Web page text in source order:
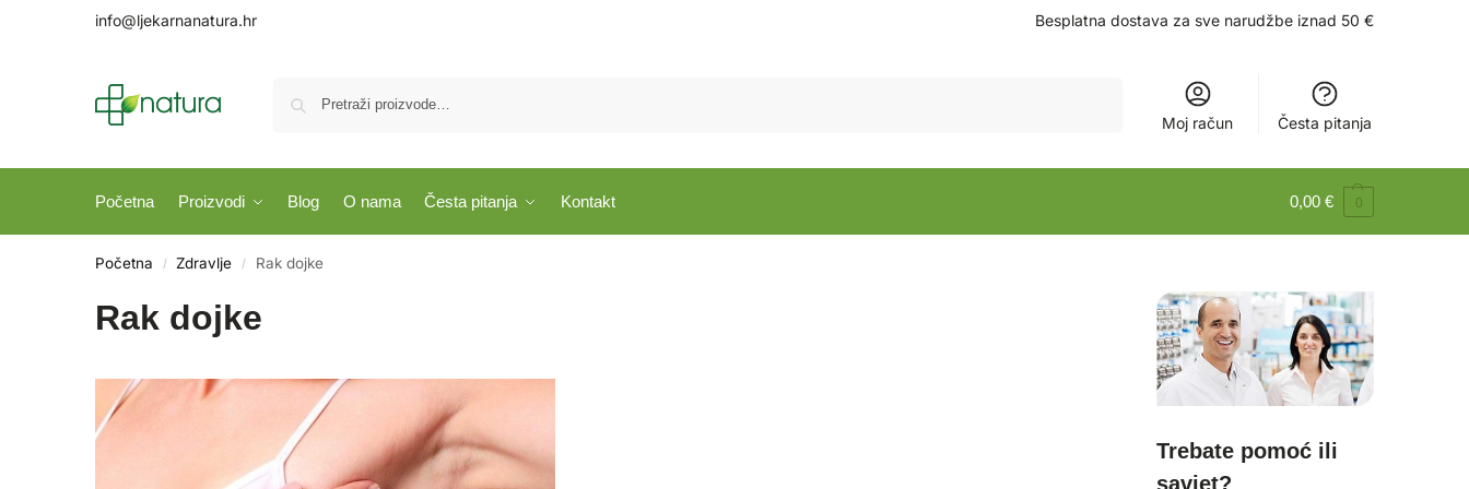
info@ljekarnanatura.hr Besplatna dostava za sve narudžbe iznad 50 €
Moj račun Česta pitanja
Početna Proizvodi Blog O nama Česta pitanja Kontakt 0,00 € 0
Početna / Zdravlje / Rak dojke
Rak dojke
Trebate pomoć ili
savjet?